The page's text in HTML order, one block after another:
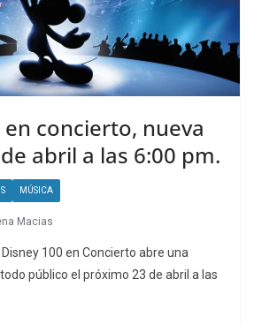
en concierto, nueva
abril a las 6:00 pm.
MÚSICA
Macias
100 en Concierto abre una
público el próximo 23 de abril a las